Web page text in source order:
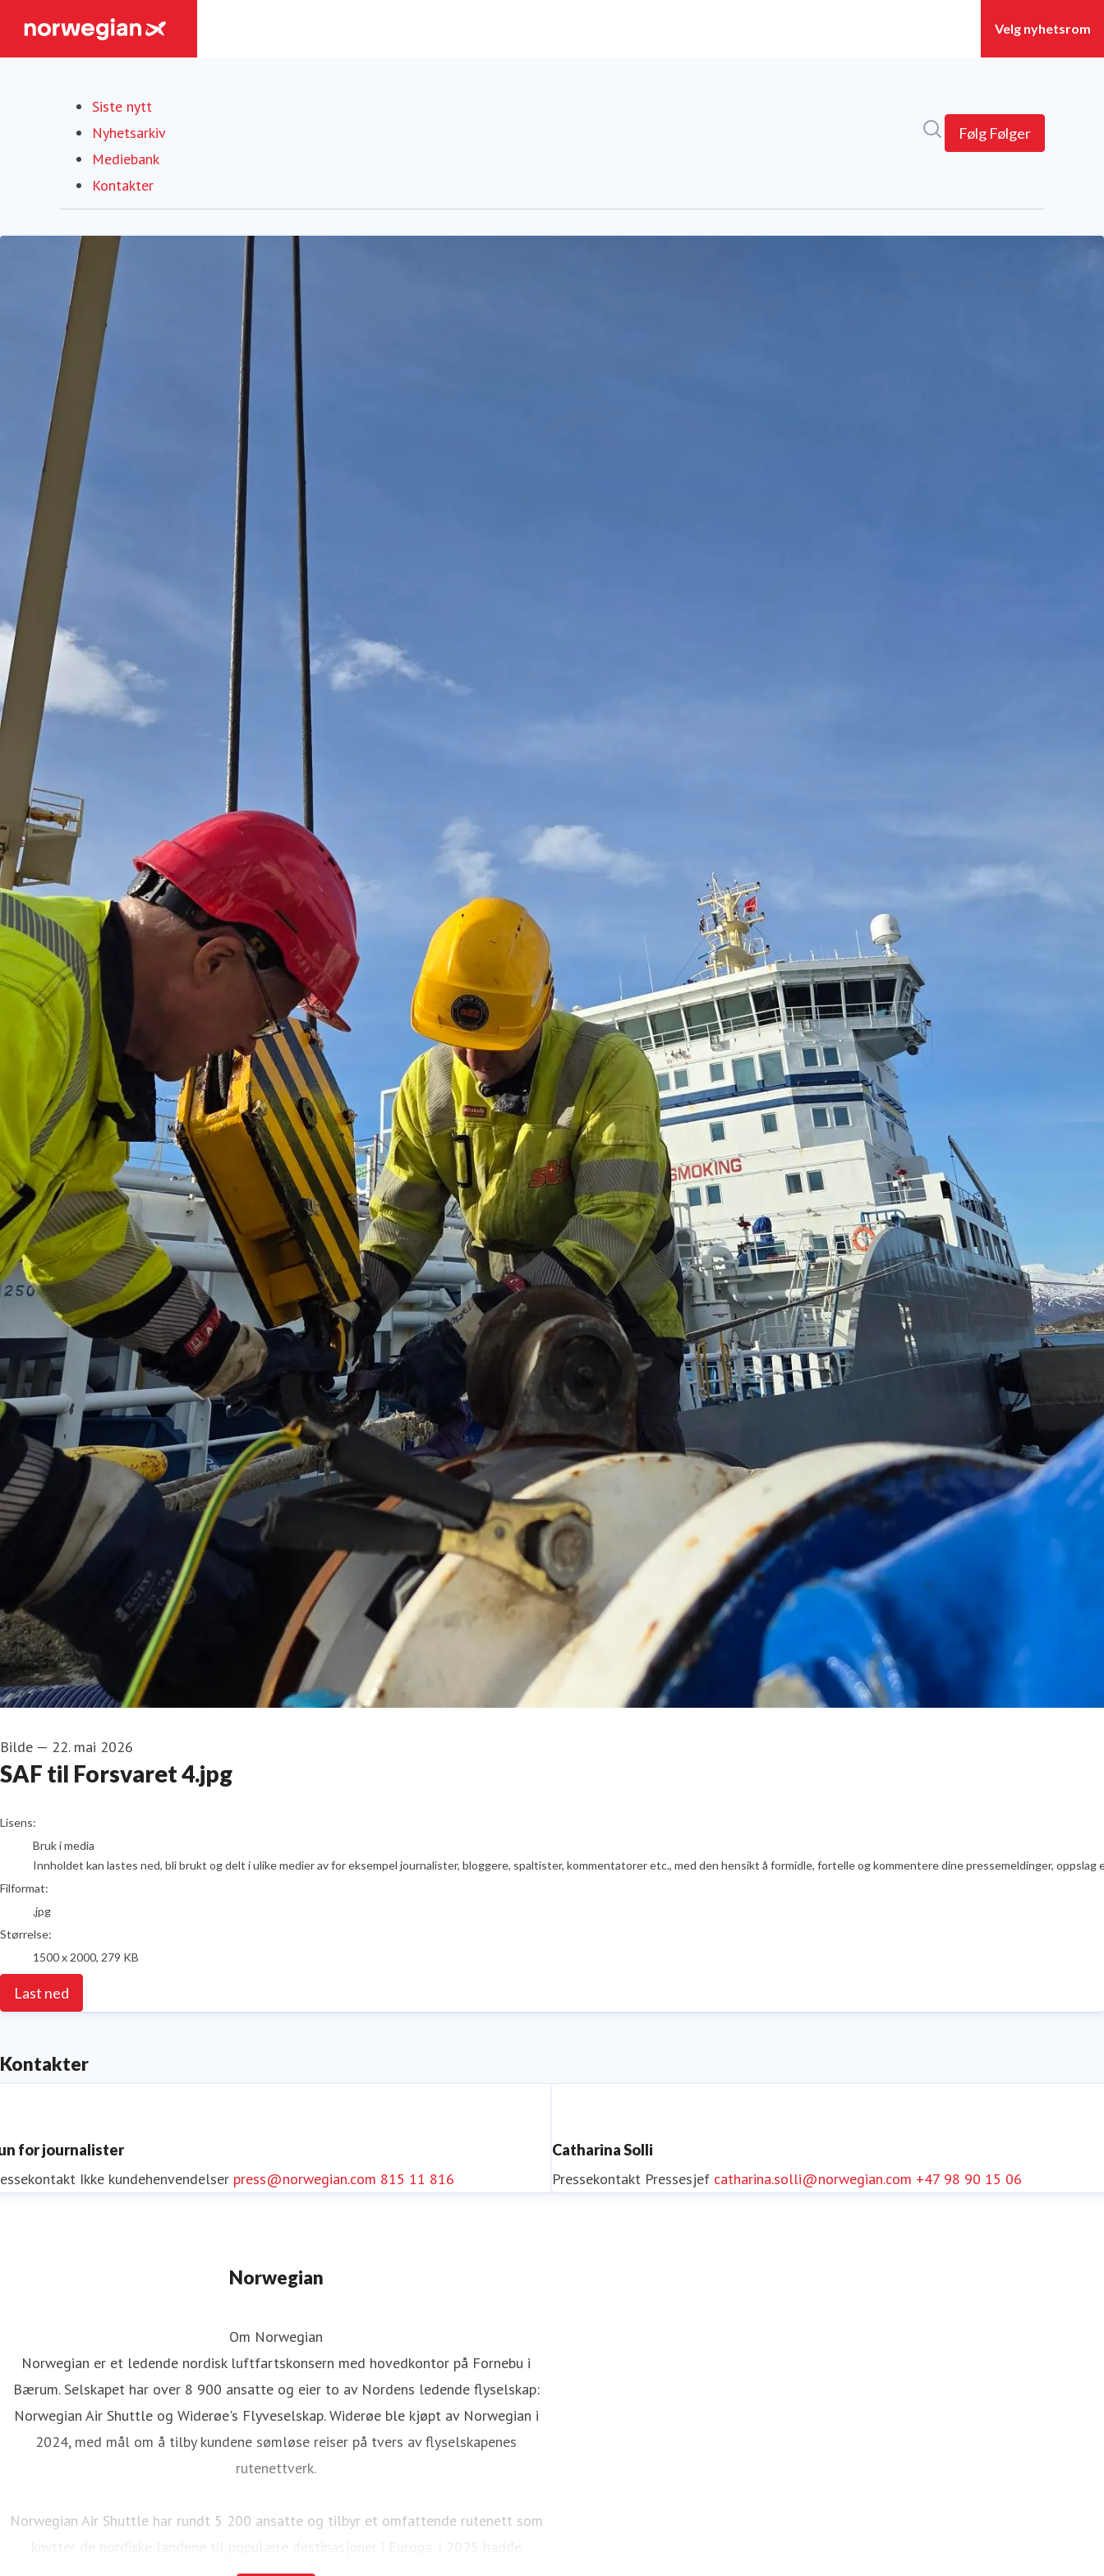
Siste nytt
Nyhetsarkiv
Mediebank
Kontakter
Følg Følger
Bilde — 22. mai 2026
SAF til Forsvaret 4.jpg
go to media item
Lisens:
Bruk i media
Innholdet kan lastes ned, bli brukt og delt i ulike medier av for eksempel journalister, bloggere, spaltister, kommentatorer etc., med den hensikt å formidle, fortelle og kommentere dine pressemeldinger,
Filformat:
.jpg
Størrelse:
1500 x 2000, 279 KB
Last ned
Kontakter
for journalister
Ikke kundehenvendelser press@norwegian.com 815 11 816
Catharina Solli
Pressekontakt Pressesjef catharina.solli@norwegian.com +47 98 90 15 06
Norwegian
Om Norwegian
Norwegian er et ledende nordisk luftfartskonsern med hovedkontor på Fornebu i
Bærum. Selskapet har over 8 900 ansatte og eier to av Nordens ledende flyselskap:
Norwegian Air Shuttle og Widerøe's Flyveselskap. Widerøe ble kjøpt av Norwegian i
2024, med mål om å tilby kundene sømløse reiser på tvers av flyselskapenes
rutenettverk.
Norwegian Air Shuttle har rundt 5 200 ansatte og tilbyr et omfattende rutenett som
knytter de nordiske landene til populære destinasjoner i Europa. I 2025 hadde